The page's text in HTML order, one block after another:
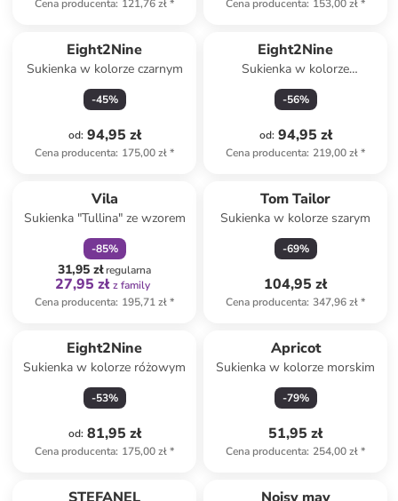
Cena producenta: 121,76 zł* Cena producenta: 153,00 zł*
Eight2Nine
Sukienka w kolorze czarnym
-45%
od: 94,95 zł
Cena producenta: 175,00 zł*
Eight2Nine
Sukienka w kolorze
jagodowym
-56%
od: 94,95 zł
Cena producenta: 219,00 zł*
Vila
Sukienka "Tullina" ze wzorem
-85%
31,95 złregularna
27,95 zł z family
Cena producenta: 195,71 zł*
Tom Tailor
Sukienka w kolorze szarym
-69%
104,95 zł
Cena producenta: 347,96 zł*
Eight2Nine
Sukienka w kolorze różowym
-53%
od: 81,95 zł
Cena producenta: 175,00 zł*
Apricot
Sukienka w kolorze morskim
-79%
51,95 zł
Cena producenta: 254,00 zł*